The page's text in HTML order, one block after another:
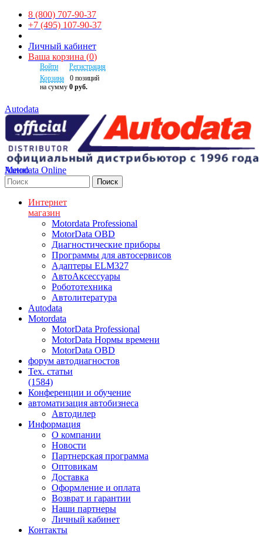
8 (800) 707-90-37
+7 (495) 107-90-37
Личный кабинет
Ваша корзина (0)
Войти
Регистрация
Корзина
0 позиций
на сумму 0 руб.
Autodata
Autodata Online
Меню
Поиск
Интернет
магазин
Motordata Professional
MotorData OBD
Диагностические приборы
Программы для автосервисов
Адаптеры ELM327
АвтоАксессуары
Робототехника
Автолитература
Autodata
Motordata
MotorData Professional
MotorData Нормы времени
MotorData OBD
форум автодиагностов
Тех. статьи
(1584)
Конференции и обучение
автоматизация автобизнеса
Автодилер
Информация
О компании
Новости
Партнерская программа
Оптовикам
Доставка
Оформление и оплата
Возврат и гарантии
Наши партнеры
Личный кабинет
Контакты